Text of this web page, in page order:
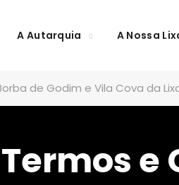
A Autarquia A Nossa
de Godim e Vila Cova da Lixa
Termos e